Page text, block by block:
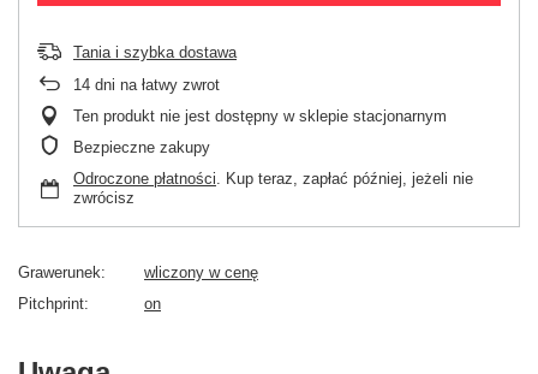
Tania i szybka dostawa
14 dni na łatwy zwrot
Ten produkt nie jest dostępny w sklepie stacjonarnym
Bezpieczne zakupy
Odroczone płatności. Kup teraz, zapłać później, jeżeli nie
zwrócisz
Grawerunek
wliczony w cenę
Pitchprint
on